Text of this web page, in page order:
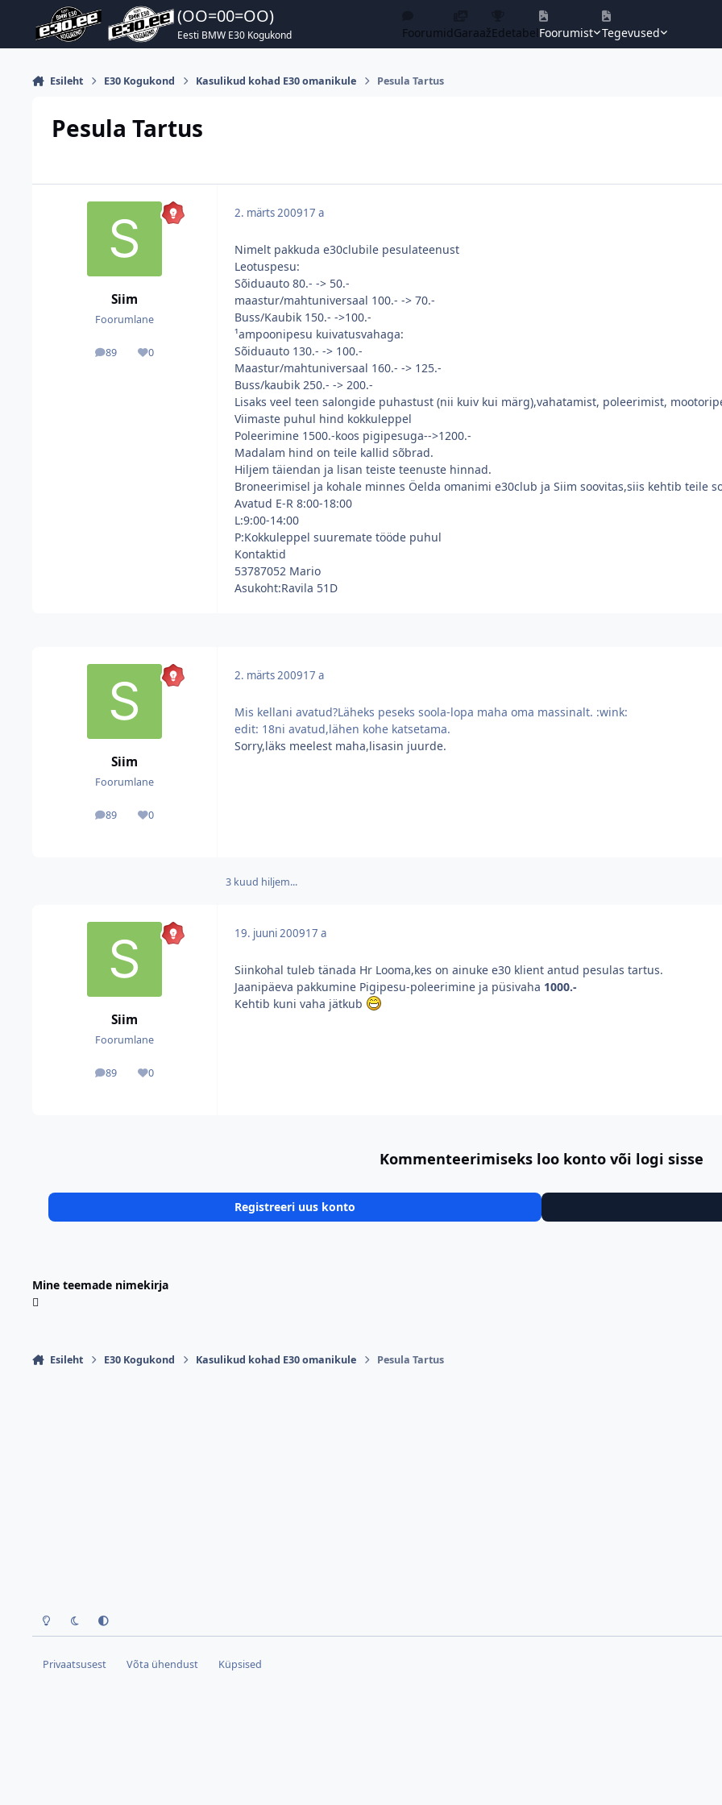
Hüppa postitusse (OO=00=OO)
Eesti BMW E30 Kogukond FoorumidGaraažEdetabelFoorumist Tegevused
Esileht E30 Kogukond Kasulikud kohad E30 omanikule Pesula Tartus
Pesula Tartus
Siim
Foorumlane
89
postitused
0
Reputatsioon
2. märts 200917 a
Nimelt pakkuda e30clubile pesulateenust
Leotuspesu:
Sõiduauto 80.- -> 50.-
maastur/mahtuniversaal 100.- -> 70.-
Buss/Kaubik 150.- ->100.-
¹ampoonipesu kuivatusvahaga:
Sõiduauto 130.- -> 100.-
Maastur/mahtuniversaal 160.- -> 125.-
Buss/kaubik 250.- -> 200.-
Lisaks veel teen salongide puhastust (nii kuiv kui märg),vahatamist, poleerimist,
Viimaste puhul hind kokkuleppel
Poleerimine 1500.-koos pigipesuga-->1200.-
Madalam hind on teile kallid sõbrad.
Hiljem täiendan ja lisan teiste teenuste hinnad.
Broneerimisel ja kohale minnes Öelda omanimi e30club ja Siim soovitas,siis kehtib teile
Avatud E-R 8:00-18:00
L:9:00-14:00
P:Kokkuleppel suuremate tööde puhul
Kontaktid
53787052 Mario
Asukoht:Ravila 51D
Siim
Foorumlane
89
postitused
0
Reputatsioon
2. märts 200917 a
Mis kellani avatud?Läheks peseks soola-lopa maha oma massinalt. :wink:
edit: 18ni avatud,lähen kohe katsetama.
Sorry,läks meelest maha,lisasin juurde.
3 kuud hiljem...
Siim
Foorumlane
89
postitused
0
Reputatsioon
19. juuni 200917 a
Siinkohal tuleb tänada Hr Looma,kes on ainuke e30 klient antud pesulas tartus.
Jaanipäeva pakkumine Pigipesu-poleerimine ja püsivaha 1000.-
Kehtib kuni vaha jätkub
Kommenteerimiseks loo konto või logi sisse
Registreeri uus konto
Mine teemade nimekirja
Esileht E30 Kogukond Kasulikud kohad E30 omanikule Pesula Tartus
Hele teemaTume teemaKasuta seadme teemat
Privaatsusest Võta ühendust Küpsised